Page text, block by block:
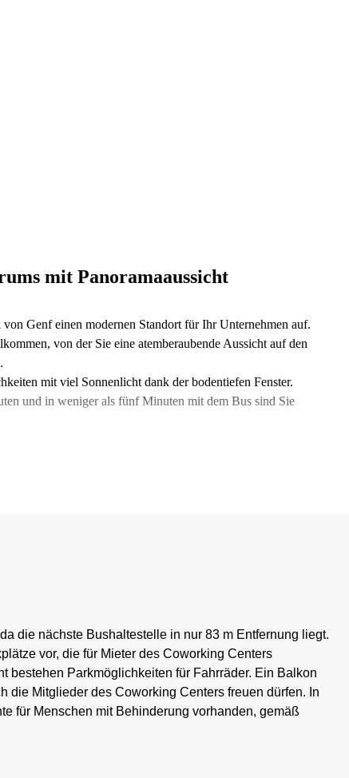
mit Panoramaaussicht
Genf einen modernen Standort für Ihr Unternehmen auf.
von der Sie eine atemberaubende Aussicht auf den
mit viel Sonnenlicht dank der bodentiefen Fenster.
und in weniger als fünf Minuten mit dem Bus sind Sie
die nächste Bushaltestelle in nur 83 m Entfernung liegt.
vor, die für Mieter des Coworking Centers
bestehen Parkmöglichkeiten für Fahrräder. Ein Balkon
die Mitglieder des Coworking Centers freuen dürfen. In
für Menschen mit Behinderung vorhanden, gemäß